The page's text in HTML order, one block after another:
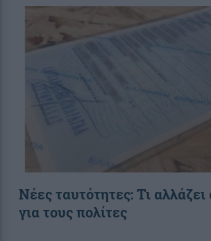
Νέες ταυτότητες: Τι
για τους πολίτες